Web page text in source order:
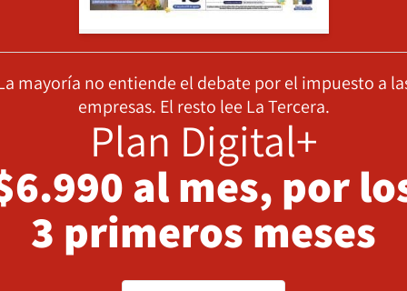
mayoría no entiende el debate por el impuesto a
empresas. El resto lee La Tercera.
Plan Digital+
al mes, por
3 primeros meses